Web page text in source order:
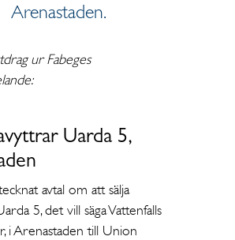
Arenastaden.
ur Fabeges
Uarda 5,
avtal om att sälja
5, det vill säga Vattenfalls
i Arenastaden till Union